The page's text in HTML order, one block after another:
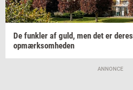
De funk­ler af guld, men det er deres
op­mærk­som­he­den
ANNONCE